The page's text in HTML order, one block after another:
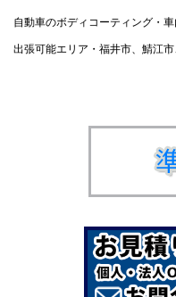
自動車のボディコーティング・
出張可能エリア・福井市、鯖江